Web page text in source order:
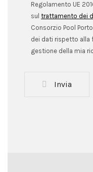
Regolamento UE
sul trattamento dei
Consorzio Pool
dei dati rispetto alla
gestione della mia
Invia